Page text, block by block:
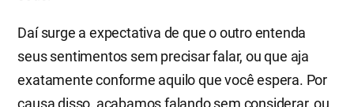
Daí surge a expectativa de que o outro entenda
seus sentimentos sem precisar falar, ou que aja
exatamente conforme aquilo que você espera. Por